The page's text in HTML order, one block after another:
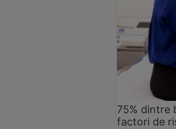
75% dintre
factori de